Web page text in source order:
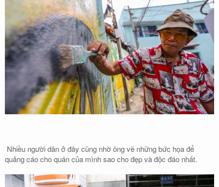
Nhiều người dân ở đây cũng nhờ ông vẽ những bức họa để
quảng cáo cho quán của mình sao cho đẹp và độc đáo nhất.